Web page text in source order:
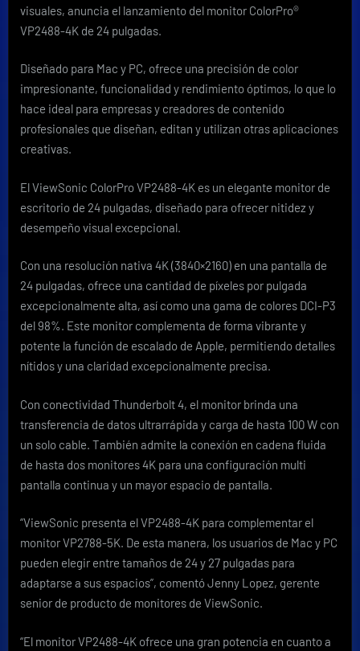
ecosistemas
Mac
y
visuales, anuncia el lanzamiento del monitor ColorPro®
VP2488-4K de 24 pulgadas.
Diseñado para Mac y PC, ofrece una precisión de color
impresionante, funcionalidad y rendimiento óptimos, lo que lo
hace ideal para empresas y creadores de contenido
profesionales que diseñan, editan y utilizan otras aplicaciones
creativas.
El ViewSonic ColorPro VP2488-4K es un elegante monitor de
escritorio de 24 pulgadas, diseñado para ofrecer nitidez y
desempeño visual excepcional.
Con una resolución nativa 4K (3840×2160) en una pantalla de
24 pulgadas, ofrece una cantidad de píxeles por pulgada
excepcionalmente alta, así como una gama de colores DCI-P3
del 98%. Este monitor complementa de forma vibrante y
potente la función de escalado de Apple, permitiendo detalles
nítidos y una claridad excepcionalmente precisa.
Con conectividad Thunderbolt 4, el monitor brinda una
transferencia de datos ultrarrápida y carga de hasta 100 W con
un solo cable. También admite la conexión en cadena fluida
de hasta dos monitores 4K para una configuración multi
pantalla continua y un mayor espacio de pantalla.
“ViewSonic presenta el VP2488-4K para complementar el
monitor VP2788-5K. De esta manera, los usuarios de Mac y PC
pueden elegir entre tamaños de 24 y 27 pulgadas para
adaptarse a sus espacios”, comentó Jenny Lopez, gerente
senior de producto de monitores de ViewSonic.
“El monitor VP2488-4K ofrece una gran potencia en cuanto a